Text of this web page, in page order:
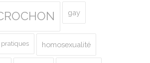
gay
homosexualité